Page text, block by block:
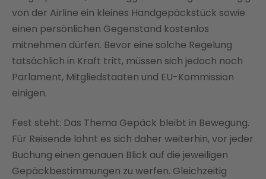
von der Airline ein kleines Handgepäckstück sowie
einen persönlichen Gegenstand kostenlos
mitnehmen dürfen. Bevor eine solche Regelung
tatsächlich in Kraft tritt, müssen sich jedoch noch
Parlament, Mitgliedstaaten und EU-Kommission
einigen.
Fest steht: Das Thema Gepäck bleibt in Bewegung.
Für Reisende lohnt es sich daher weiterhin, vor jeder
Buchung einen genauen Blick auf die jeweiligen
Gepäckbestimmungen zu werfen. Gleichzeitig